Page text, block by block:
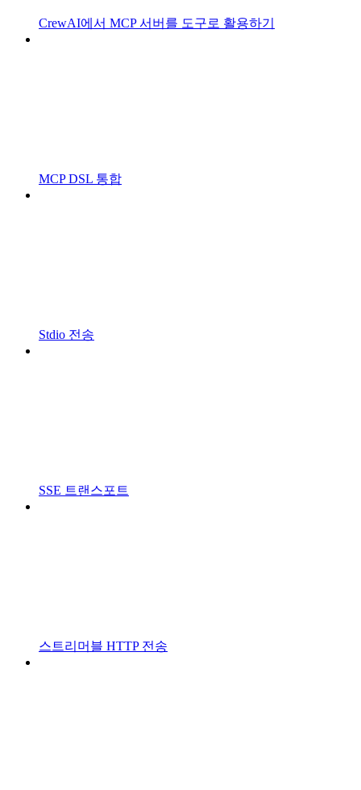
CrewAI에서 MCP 서버를 도구로 활용하기
MCP DSL 통합
Stdio 전송
SSE 트랜스포트
스트리머블 HTTP 전송